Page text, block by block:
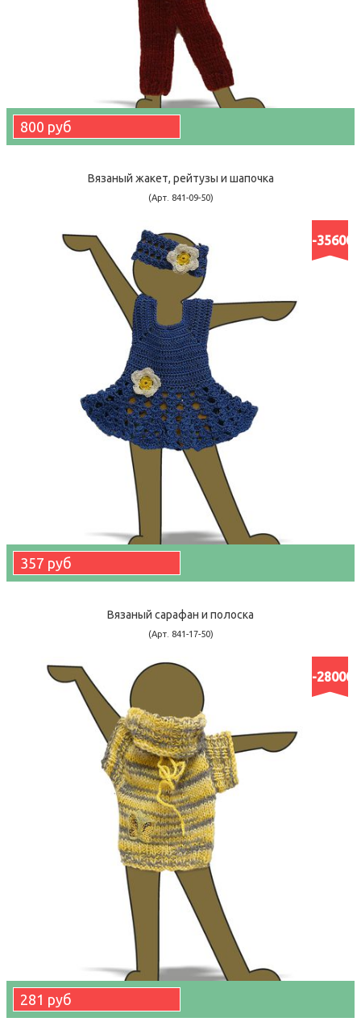
800 руб
Вязаный жакет, рейтузы и шапочка
(Арт. 841-09-50)
-
357 руб
Вязаный сарафан и полоска
(Арт. 841-17-50)
-
281 руб